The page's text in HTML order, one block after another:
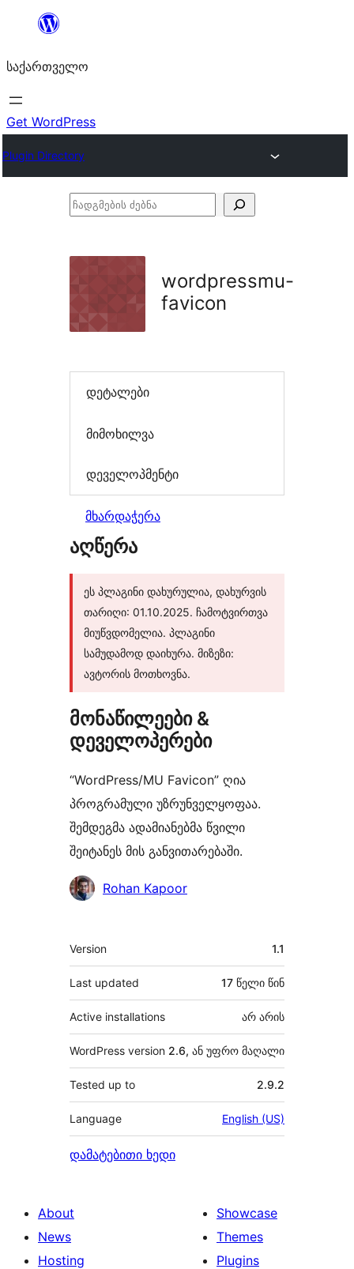
შიგთავსზე
საქართველო
Get WordPress
Plugin Directory
ჩადგმების
wordpressmu-
favicon
დეტალები
მიმოხილვა
დეველოპმენტი
მხარდაჭერა
აღწერა
ეს პლაგინი დახურულია, დახურვის
თარიღი: 01.10.2025. ჩამოტვირთვა
მიუწვდომელია. პლაგინი
სამუდამოდ დაიხურა. მიზეზი:
ავტორის მოთხოვნა.
მონაწილეები &
დეველოპერები
“WordPress/MU Favicon” ღია
პროგრამული უზრუნველყოფაა.
შემდეგმა ადამიანებმა წვილი
შეიტანეს მის განვითარებაში.
მონაწილეები
Rohan Kapoor
მეტა
Version 1.1
Last updated 17 წელი წინ
Active installations არ არის
WordPress version 2.6, ან უფრო მაღალი
Tested up to 2.9.2
Language English (US)
დამატებითი ხედი
About
News
Hosting
Showcase
Themes
Plugins